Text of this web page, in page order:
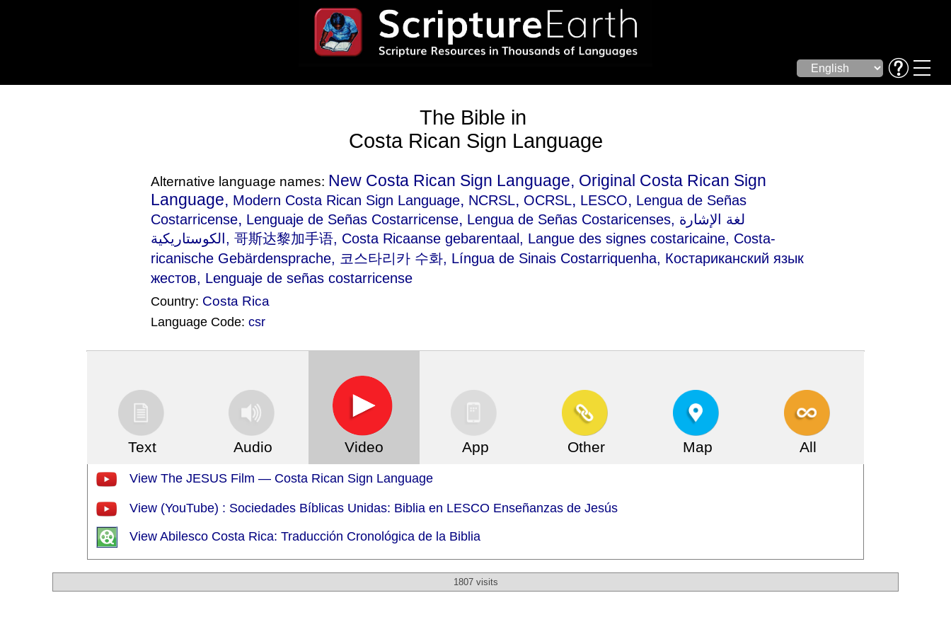
The Bible in
Costa Rican Sign Language
Alternative language names: New Costa Rican Sign Language, Original Costa Rican Sign
Language, Modern Costa Rican Sign Language, NCRSL, OCRSL, LESCO, Lengua de Señas
Costarricense, Lenguaje de Señas Costarricense, Lengua de Señas Costaricenses, لغة الإشارة
الكوستاريكية, 哥斯达黎加手语, Costa Ricaanse gebarentaal, Langue des signes costaricaine, Costa-
ricanische Gebärdensprache, 코스타리카 수화, Língua de Sinais Costarriquenha, Костариканский язык
жестов, Lenguaje de señas costarricense
Country: Costa Rica
Language Code:csr
Text Audio Video App Other Map All
View The JESUS Film — Costa Rican Sign Language
View (YouTube) : Sociedades Bíblicas Unidas: Biblia en LESCO Enseñanzas de Jesús
View Abilesco Costa Rica: Traducción Cronológica de la Biblia
1807 visits